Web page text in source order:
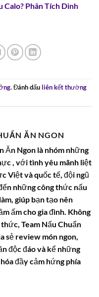
Calo? Phân Tích Dinh
. Đánh dấu liên kết thường
ĂN NGON
Ăn Ngon là nhóm những
, với tình yêu mãnh liệt
Việt và quốc tế, đội ngũ
những công thức nấu
giúp bạn tạo nên
ấm cho gia đình. Không
Team Nấu Chuẩn
sẻ review món ngon,
độc đáo và kể những
đầy cảm hứng phía